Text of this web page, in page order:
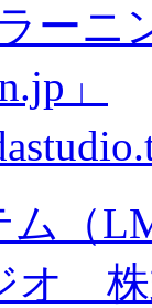
ーニ
」
ム（
オ 株